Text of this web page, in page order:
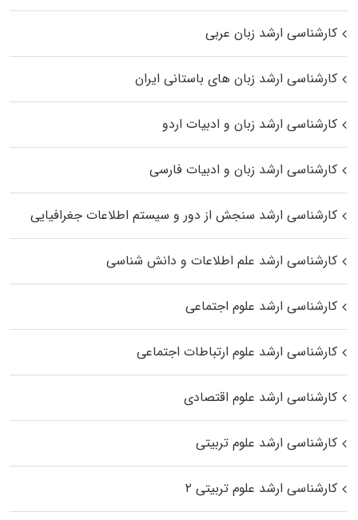
کارشناسی ارشد زبان عربی
کارشناسی ارشد زبان‌ های باستانی ایران
کارشناسی ارشد زبان و ادبیات اردو
کارشناسی ارشد زبان و ادبیات فارسی
کارشناسی ارشد سنجش از دور و سیستم اطلاعات جغرافیایی
کارشناسی ارشد علم اطلاعات و دانش شناسی
کارشناسی ارشد علوم اجتماعی
کارشناسی ارشد علوم ارتباطات اجتماعی
کارشناسی ارشد علوم اقتصادی
کارشناسی ارشد علوم تربیتی
کارشناسی ارشد علوم تربیتی ۲